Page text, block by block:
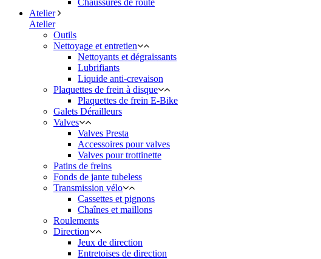
Chaussures de route
Atelier
Atelier
Outils
Nettoyage et entretien
Nettoyants et dégraissants
Lubrifiants
Liquide anti-crevaison
Plaquettes de frein à disque
Plaquettes de frein E-Bike
Galets Dérailleurs
Valves
Valves Presta
Accessoires pour valves
Valves pour trottinette
Patins de freins
Fonds de jante tubeless
Transmission vélo
Cassettes et pignons
Chaînes et maillons
Roulements
Direction
Jeux de direction
Entretoises de direction